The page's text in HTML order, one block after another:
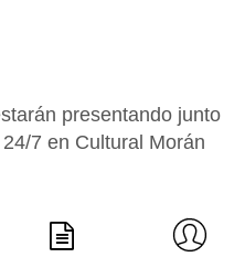
presentando junto
7 en Cultural Morán